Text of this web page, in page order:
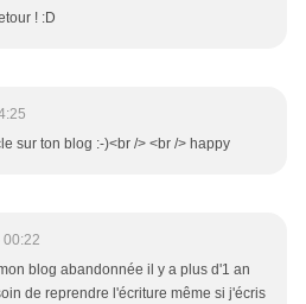
! :D
sur ton blog :-)<br /> <br /> happy
blog abandonnée il y a plus d'1 an
de reprendre l'écriture même si j'écris